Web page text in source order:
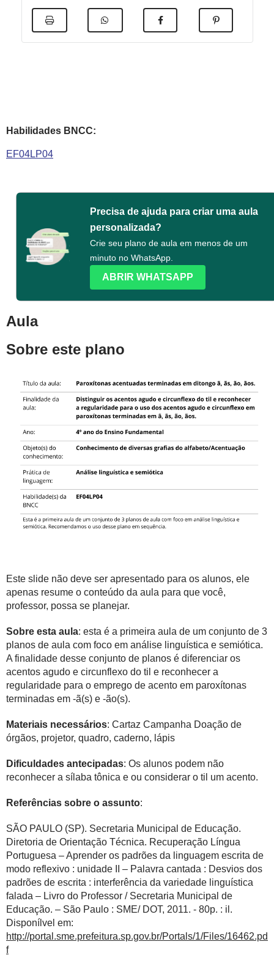
Habilidades BNCC:
EF04LP04
Precisa de ajuda para criar uma aula
personalizada?
Crie seu plano de aula em menos de um
minuto no WhatsApp.
ABRIR WHATSAPP
Aula
Sobre este plano
Este slide não deve ser apresentado para os alunos, ele
apenas resume o conteúdo da aula para que você,
professor, possa se planejar.
Sobre esta aula: esta é a primeira aula de um conjunto de 3
planos de aula com foco em análise linguística e semiótica.
A finalidade desse conjunto de planos é diferenciar os
acentos agudo e circunflexo do til e reconhecer a
regularidade para o emprego de acento em paroxítonas
terminadas em -ã(s) e -ão(s).
Materiais necessários: Cartaz Campanha Doação de
órgãos, projetor, quadro, caderno, lápis
Dificuldades antecipadas: Os alunos podem não
reconhecer a sílaba tônica e ou considerar o til um acento.
Referências sobre o assunto:
SÃO PAULO (SP). Secretaria Municipal de Educação.
Diretoria de Orientação Técnica. Recuperação Língua
Portuguesa – Aprender os padrões da linguagem escrita de
modo reflexivo : unidade II – Palavra cantada : Desvios dos
padrões de escrita : interferência da variedade linguística
falada – Livro do Professor / Secretaria Municipal de
Educação. – São Paulo : SME/ DOT, 2011. - 80p. : il.
Disponílvel em:
http://portal.sme.prefeitura.sp.gov.br/Portals/1/Files/16462.pd
f